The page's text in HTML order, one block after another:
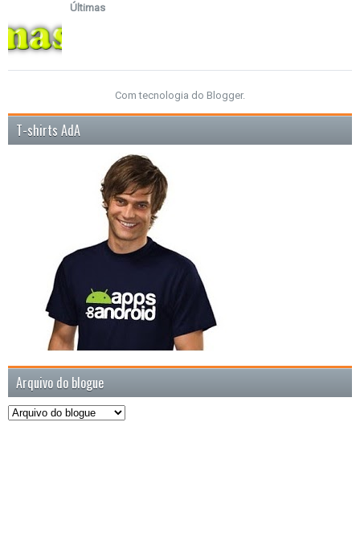
Últimas
Com tecnologia do Blogger.
T-shirts AdA
Arquivo do blogue